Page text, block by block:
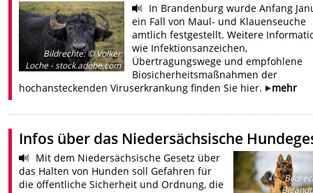
Bildrechte:© Volker
Loche - stock.adobe.com
In Brandenburg wurde Anfang
ein Fall von Maul- und Klauenseuche
amtlich festgestellt. Weitere
wie Infektionsanzeichen,
Übertragungswege und empfohlene
Biosicherheitsmaßnahmen der
hochansteckenden Viruserkrankung finden Sie hier.
mehr
Infos über das Niedersächsische
Mit dem Niedersächsische Gesetz über
das Halten von Hunden soll Gefahren für
die öffentliche Sicherheit und Ordnung, die